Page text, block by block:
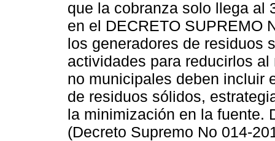
que la cobranza solo llega al
en el DECRETO SUPREMO
los generadores de residuos
actividades para reducirlos
no municipales deben incluir
de residuos sólidos,
la minimización en la fuente.
(Decreto Supremo No 014-